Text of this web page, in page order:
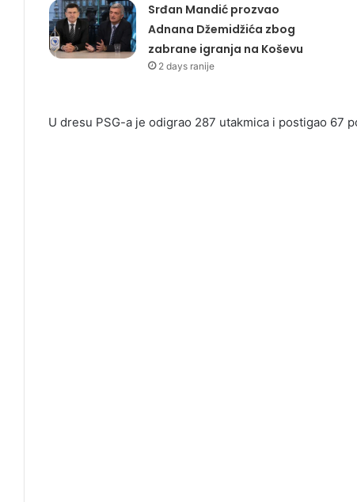
Srđan Mandić prozvao
Adnana Džemidžića zbog
zabrane igranja na Koševu
2 days ranije
U dresu PSG-a je odigrao 287 utakmica i postigao 67